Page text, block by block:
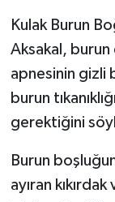
Kulak Burun
Aksakal,
apnesinin gizli
burun
gerektiğini
Burun
ayıran
GENEL
GÜNDEM
HABERDE
İNSAN